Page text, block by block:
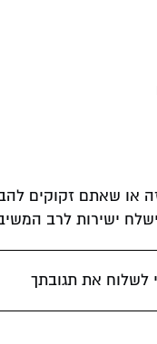
או שאתם זקוקים
ישירות לרב המשיב
לשלוח את תגובתך